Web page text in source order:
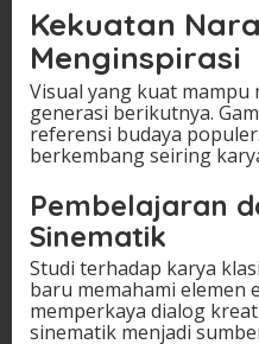
Kekuatan
Menginspirasi
Visual yang kuat
generasi berikutnya.
referensi budaya
berkembang seiring
Pembelajaran
Sinematik
Studi terhadap karya
baru memahami elemen
memperkaya dialog
sinematik menjadi